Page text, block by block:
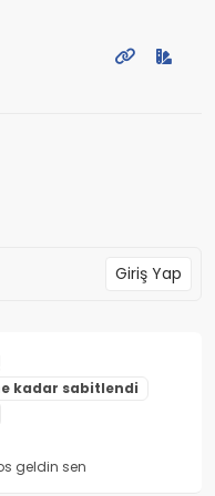
PLATFORMU
Giriş Yap
kadar sabitlendi
hos geldin sen